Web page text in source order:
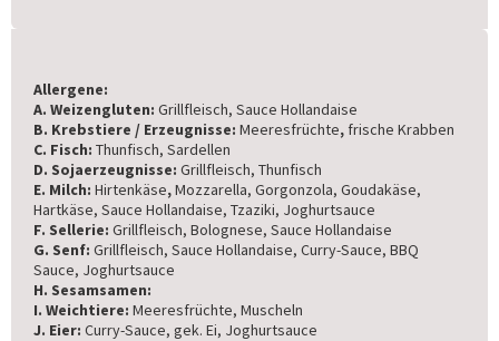
Allergene:
A. Weizengluten: Grillfleisch, Sauce Hollandaise
B. Krebstiere / Erzeugnisse: Meeresfrüchte, frische Krabben
C. Fisch: Thunfisch, Sardellen
D. Sojaerzeugnisse: Grillfleisch, Thunfisch
E. Milch: Hirtenkäse,Mozzarella, Gorgonzola, Goudakäse,
Hartkäse, Sauce Hollandaise, Tzaziki, Joghurtsauce
F. Sellerie: Grillfleisch, Bolognese, Sauce Hollandaise
G. Senf: Grillfleisch, Sauce Hollandaise, Curry-Sauce, BBQ
Sauce, Joghurtsauce
H. Sesamsamen:
I. Weichtiere: Meeresfrüchte, Muscheln
J. Eier: Curry-Sauce, gek. Ei, Joghurtsauce